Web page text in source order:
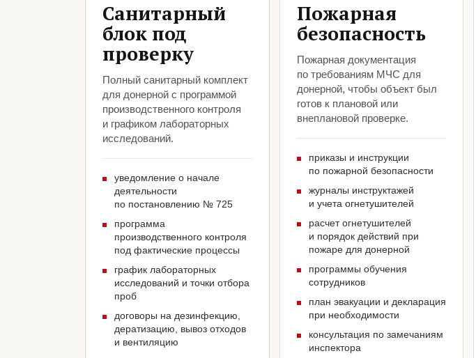
Санитарный
блок под
проверку
Полный санитарный комплект
для донерной с программой
производственного контроля
и графиком лабораторных
исследований.
уведомление о начале
деятельности
по постановлению № 725
программа
производственного контроля
под фактические процессы
график лабораторных
исследований и точки отбора
проб
договоры на дезинфекцию,
дератизацию, вывоз отходов
и вентиляцию
Пожарная
безопасность
Пожарная документация
по требованиям МЧС для
донерной, чтобы объект был
готов к плановой или
внеплановой проверке.
приказы и инструкции
по пожарной безопасности
журналы инструктажей
и учета огнетушителей
расчет огнетушителей
и порядок действий при
пожаре для донерной
программы обучения
сотрудников
план эвакуации и декларация
при необходимости
консультация по замечаниям
инспектора